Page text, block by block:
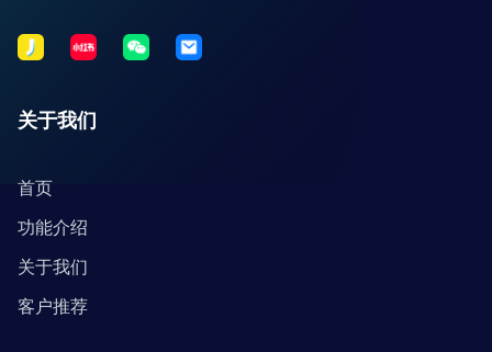
关于我们
首页
功能介绍
关于我们
客户推荐